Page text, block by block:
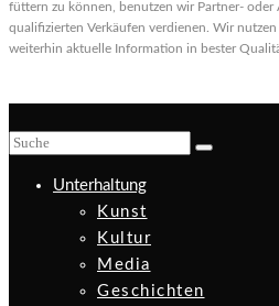
füttern zu können, benutzen wir Partner- oder
qualifizierten Verkäufen verdienen. Wir
weiterhin aktuelle Information in bester
Unterhaltung
Kunst
Kultur
Media
Geschichten